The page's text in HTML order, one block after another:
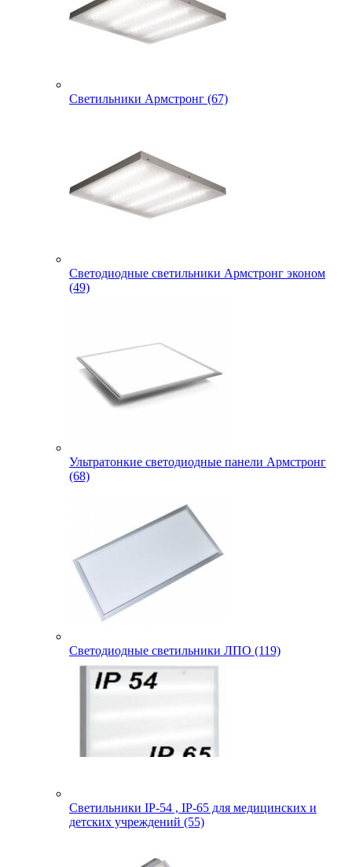
Светильники Армстронг (67)
Светодиодные светильники Армстронг эконом
(49)
Ультратонкие светодиодные панели Армстронг
(68)
Светодиодные светильники ЛПО (119)
Светильники IP-54 , IP-65 для медицинских и
детских учреждений (55)